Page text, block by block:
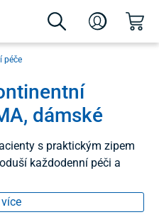
péče
dámské
s praktickým zipem
každodenní péči a